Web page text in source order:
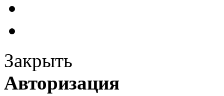
Закрыть
Авторизация